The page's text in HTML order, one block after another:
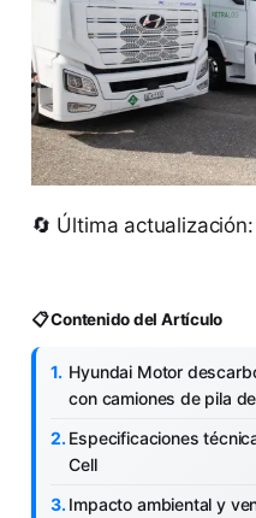
🔄 Última
📋 Contenido del Artículo
Hyundai Motor
con camiones de pila
Especificaciones
Cell
Impacto ambiental y